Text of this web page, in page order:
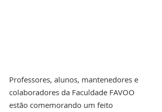
Professores, alunos, mantenedores e
colaboradores da Faculdade FAVOO
estão comemorando um feito